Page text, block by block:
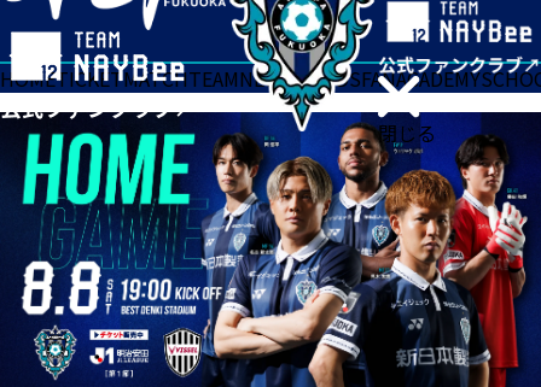
閉じる
HOMETICKETMATCHTEAMNEWSGOODSFANACADEMY